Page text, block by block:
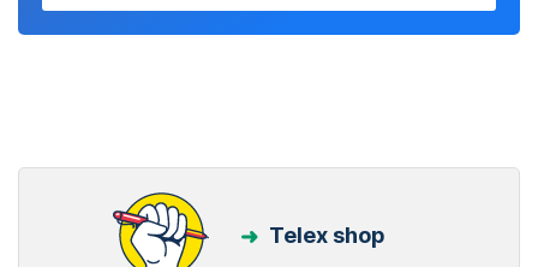
Telex shop